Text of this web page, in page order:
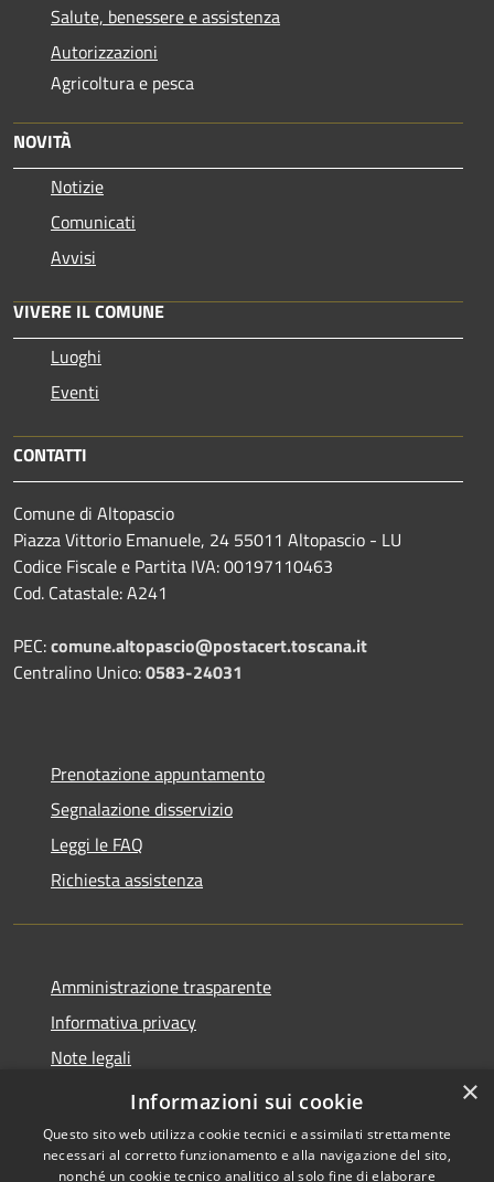
Salute, benessere e assistenza
Autorizzazioni
Agricoltura e pesca
NOVITÀ
Notizie
Comunicati
Avvisi
VIVERE IL COMUNE
Luoghi
Eventi
CONTATTI
Comune di Altopascio
Piazza Vittorio Emanuele, 24 55011 Altopascio - LU
Codice Fiscale e Partita IVA: 00197110463
Cod. Catastale: A241
PEC:comune.altopascio@postacert.toscana.it
Centralino Unico:0583-24031
Prenotazione appuntamento
Segnalazione disservizio
Leggi le FAQ
Richiesta assistenza
Amministrazione trasparente
Informativa privacy
Note legali
Dichiarazione di accessibilità
×
Informazioni sui cookie
Questo sito web utilizza cookie tecnici e assimilati strettamente
necessari al corretto funzionamento e alla navigazione del sito,
nonché un cookie tecnico analitico al solo fine di elaborare